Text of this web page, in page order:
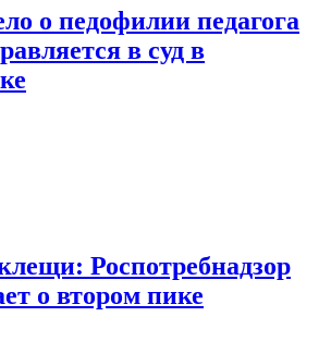
о педофилии педагога
в суд в
Роспотребнадзор
о втором пике